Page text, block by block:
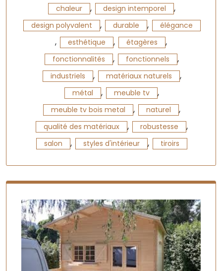
chaleur , design intemporel ,
design polyvalent , durable , élégance
, esthétique , étagères ,
fonctionnalités , fonctionnels ,
industriels , matériaux naturels ,
métal , meuble tv ,
meuble tv bois metal , naturel ,
qualité des matériaux , robustesse ,
salon , styles d'intérieur , tiroirs